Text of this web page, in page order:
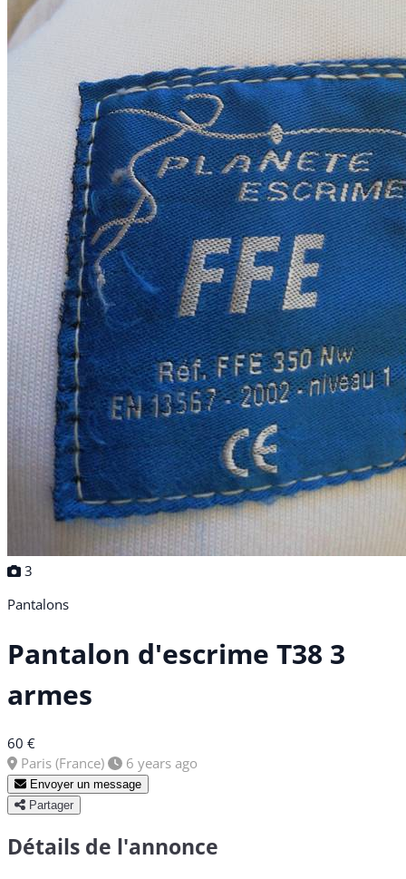
3
Pantalons
Pantalon d'escrime T38 3
armes
60 €
Paris (France)
6 years ago
Envoyer un message
Partager
Détails de l'annonce